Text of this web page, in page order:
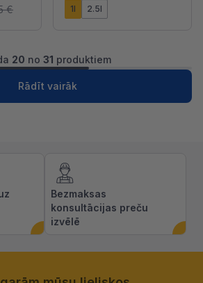
€ 1l 2.5l
20 no 31 produktiem
Rādīt vairāk
1 2 Nākošā
Bezmaksas
konsultācijas preču
izvēlē